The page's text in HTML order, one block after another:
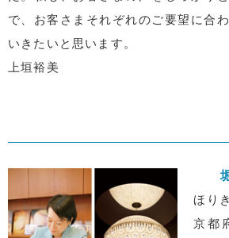
で、お客さまそれぞれのご要望に合
いきたいと思います。
上垣裕美
ほり
京都